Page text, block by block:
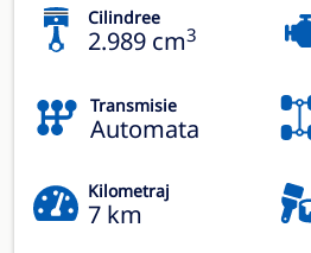
Cilindree
2.989 cm3
Transmisie
Automata
Kilometraj
7 km